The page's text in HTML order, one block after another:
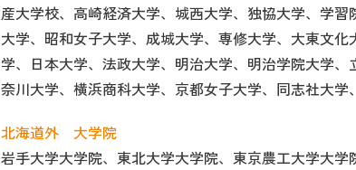
産大学校、高崎経済大学、城西大学、独協大学、学
大学、昭和女子大学、成城大学、専修大学、大東文
学、日本大学、法政大学、明治大学、明治学院大学
奈川大学、横浜商科大学、京都女子大学、同志社大
北海道外 大学院
岩手大学大学院、東北大学大学院、東京農工大学大